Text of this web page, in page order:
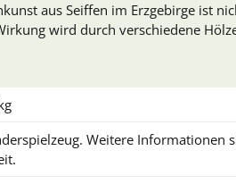
aus Seiffen im Erzgebirge ist
wird durch verschiedene
Weitere Informationen